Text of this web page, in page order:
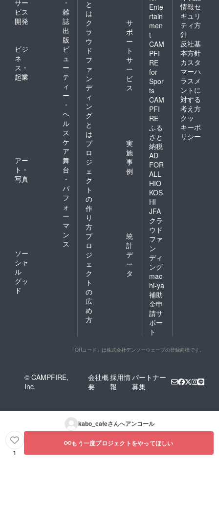
サー
ビス
開発
・
雑
誌
出
版
ビジ
ネ
ス・
起業
ビ
ュ
ー
テ
ィ
ー
・
ヘ
ル
ス
ケ
ア
アー
ト・
写真
舞
台
・
パ
フ
ォ
ー
マ
ン
ス
ソー
シャ
ル
グッ
ド
と
は
ク
ラ
ウ
ド
フ
ァ
ン
デ
ィ
ン
グ
と
は
サ
ポ
ー
ト
サ
ー
ビ
ス
プ
ロ
ジ
ェ
ク
ト
の
作
り
方
実
施
事
例
プ
ロ
ジ
ェ
ク
ト
の
広
め
方
統
計
デ
ー
タ
Ente
rtain
men
t
CAM
PFI
RE
for
Spor
ts
CAM
PFI
RE
ふる
さと
納税
AD
FOR
ALL
HIO
KOS
HI
JFA
クラ
ウド
ファ
ン
ディ
ング
mac
hi-ya
補助
金申
請サ
ポー
ト
情報セ
キュリ
ティ方
針
反社基
本方針
カスタ
マーハ
ラスメ
ントに
対する
考え方
クッ
キーポ
リシー
「QRコード」は株式会社デンソーウェーブの登録商標です。
© CAMPFIRE,
Inc.
会社概
要
採用情
報
パートナー
募集
kabo_cafeさんへアンコール
1
もう一度プロジェクトをやってほしい